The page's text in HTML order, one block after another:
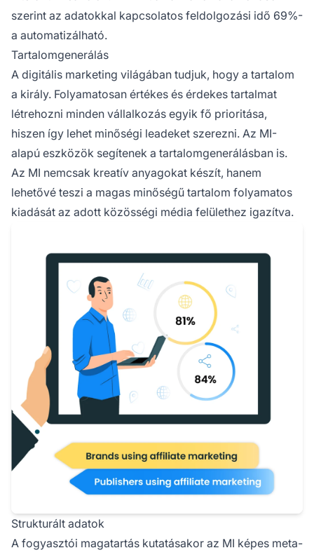
szerint az adatokkal kapcsolatos feldolgozási idő 69%-
a automatizálható.
Tartalomgenerálás
A digitális marketing világában tudjuk, hogy a tartalom
a király. Folyamatosan értékes és érdekes tartalmat
létrehozni minden vállalkozás egyik fő prioritása,
hiszen így lehet minőségi leadeket szerezni. Az MI-
alapú eszközök segítenek a tartalomgenerálásban is.
Az MI nemcsak kreatív anyagokat készít, hanem
lehetővé teszi a magas minőségű tartalom folyamatos
kiadását az adott közösségi média felülethez igazítva.
Strukturált adatok
A fogyasztói magatartás kutatásakor az MI képes meta-